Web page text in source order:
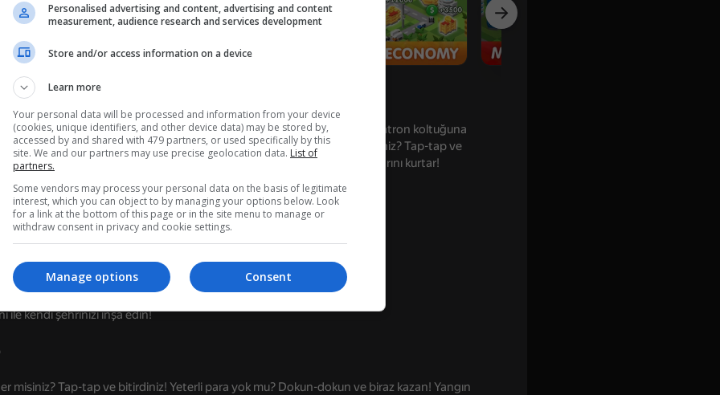
değerlendirmeleri 0+
84
etmeye ve belediye başkanı olmaya davet ediyoruz! Ancak rahat bir patron koltuğuna
sıvayıp biraz iş yapmanız gerekecek. Bir gökdelen inşa etmek ister misiniz? Tap-tap ve
Dokun-dokun ve biraz kazan! Yangın mı çıktı? Dokun-dokun ve insanlarını kurtar!
indir düğmesine dokunun-dokunun!
inşa etmek için dokunun!
Birkaç işçi kirala!
ve size para getirmeye devam ediyor!
yapın!
şeyle ilgilen, patron sensin!
ile kendi şehrinizi inşa edin!
misiniz? Tap-tap ve bitirdiniz! Yeterli para yok mu? Dokun-dokun ve biraz kazan! Yangın
Personalised advertising and content, advertising and content
measurement, audience research and services development
Store and/or access information on a device
Learn more
Your personal data will be processed and information from your device
(cookies, unique identifiers, and other device data) may be stored by,
accessed by and shared with 479 partners, or used specifically by this
site. We and our partners may use precise geolocation data. List of
partners.
Some vendors may process your personal data on the basis of legitimate
interest, which you can object to by managing your options below. Look
for a link at the bottom of this page or in the site menu to manage or
withdraw consent in privacy and cookie settings.
Consent
Manage options